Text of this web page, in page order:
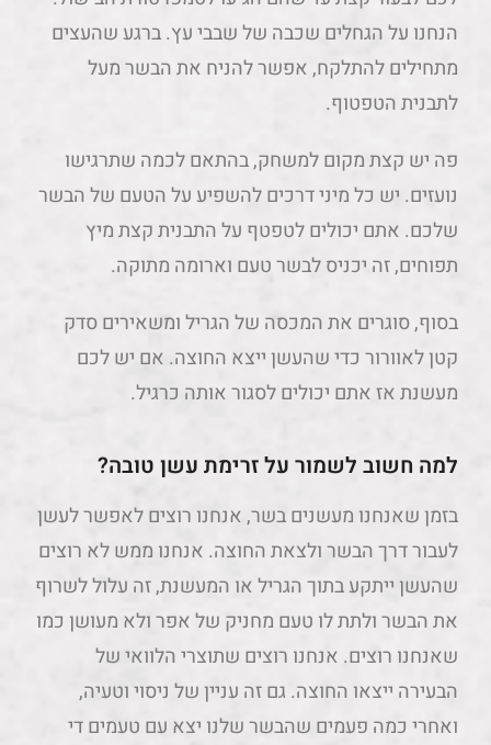
הנחנו על הגחלים שכבה של שבבי עץ. ברגע שהעצים
מתחילים להתלקח, אפשר להניח את הבשר מעל
לתבנית הטפטוף.
פה יש קצת מקום למשחק, בהתאם לכמה שתרגישו
נועזים. יש כל מיני דרכים להשפיע על הטעם של הבשר
שלכם. אתם יכולים לטפטף על התבנית קצת מיץ
תפוחים, זה יכניס לבשר טעם וארומה מתוקה.
בסוף, סוגרים את המכסה של הגריל ומשאירים סדק
קטן לאוורור כדי שהעשן ייצא החוצה. אם יש לכם
מעשנת אז אתם יכולים לסגור אותה כרגיל.
למה חשוב לשמור על זרימת עשן טובה?
בזמן שאנחנו מעשנים בשר, אנחנו רוצים לאפשר לעשן
לעבור דרך הבשר ולצאת החוצה. אנחנו ממש לא רוצים
שהעשן ייתקע בתוך הגריל או המעשנת, זה עלול לשרוף
את הבשר ולתת לו טעם מחניק של אפר ולא מעושן כמו
שאנחנו רוצים. אנחנו רוצים שתוצרי הלוואי של
הבעירה ייצאו החוצה. גם זה עניין של ניסוי וטעיה,
ואחרי כמה פעמים שהבשר שלנו יצא עם טעמים די